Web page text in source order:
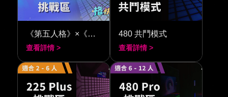
《第五人格》×《閃動格子 480》
查看詳情 >
480 共鬥模式
查看詳情 >